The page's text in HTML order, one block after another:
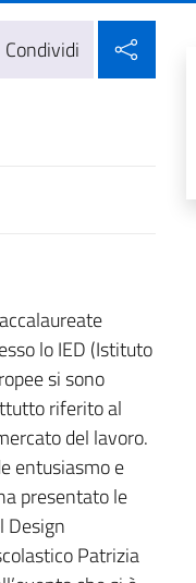
Condividi
lo IED (Istituto
si sono
riferito al
del lavoro.
entusiasmo e
presentato le
Design
Patrizia